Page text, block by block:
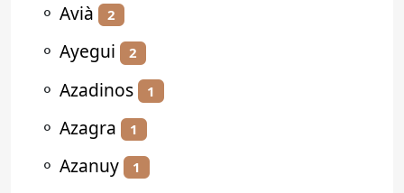
⚬ Avià 2
⚬ Ayegui 2
⚬ Azadinos 1
⚬ Azagra 1
⚬ Azanuy 1